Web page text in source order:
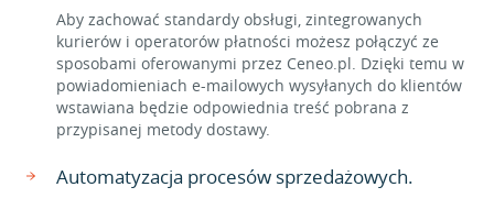
Aby zachować standardy obsługi, zintegrowanych
kurierów i operatorów płatności możesz połączyć ze
sposobami oferowanymi przez Ceneo.pl. Dzięki temu w
powiadomieniach e-mailowych wysyłanych do klientów
wstawiana będzie odpowiednia treść pobrana z
przypisanej metody dostawy.
Automatyzacja procesów sprzedażowych.